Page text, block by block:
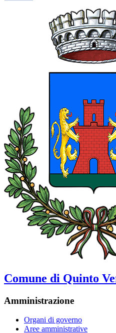
Comune di Quinto
Amministrazione
Organi di governo
Aree amministrative